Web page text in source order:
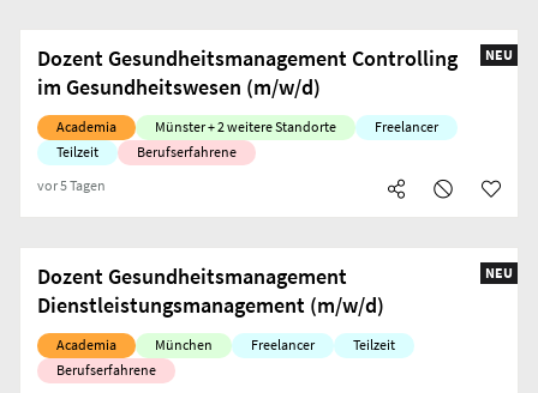
NEU
Dozent Gesundheitsmanagement Controlling
im Gesundheitswesen (m/w/d)
Academia Münster + 2 weitere Standorte
Freelancer
Teilzeit
Berufserfahrene
vor 5 Tagen
NEU
Dozent Gesundheitsmanagement
Dienstleistungsmanagement (m/w/d)
Academia München Freelancer
Teilzeit
Berufserfahrene